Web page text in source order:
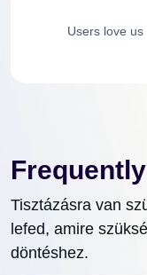
Users love us
Tisztázásra van
lefed, amire
döntéshez.